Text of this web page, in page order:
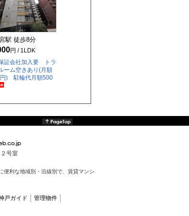
駅 徒歩8分
円 / 1LDK
証会社加入要 トラ
ーム空きあり(月額
) 駐輪代月額500
号室
便利な地域別・沿線別で、賃貸マンシ
戸ガイド
管理物件